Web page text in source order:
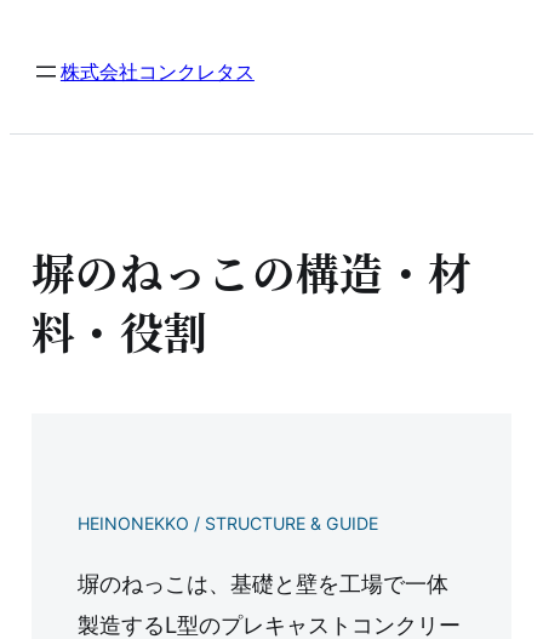
容
プ
株式会社コンクレタス
塀のねっこの構造・材
料・役割
HEINONEKKO / STRUCTURE & GUIDE
塀のねっこは、基礎と壁を工場で一体
製造するL型のプレキャストコンクリー